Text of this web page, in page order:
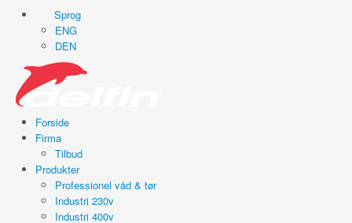
Sprog
ENG
DEN
Forside
Firma
Tilbud
Produkter
Professionel våd & tør
Industri 230v
Industri 400v